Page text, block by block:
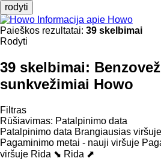
rodyti
Informacija apie Howo
Paieškos rezultatai: 39 skelbimai
Rodyti
39 skelbimai:
sunkvežimiai Howo
Filtras
Rūšiavimas: Patalpinimo data
Patalpinimo data Brangiausias viršuje
Pagaminimo metai - nauji viršuje
viršuje Rida ⬊ Rida ⬈